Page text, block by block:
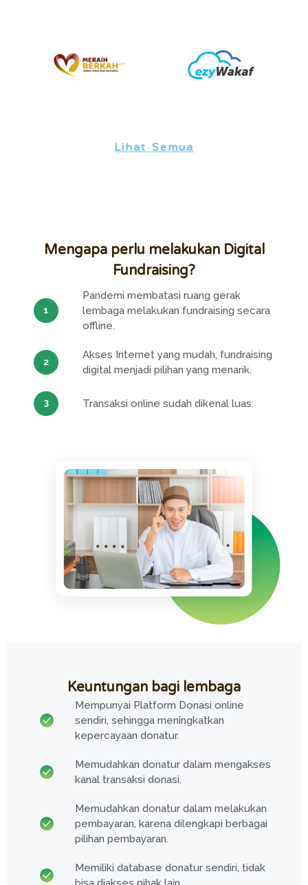
Lihat Semua
Mengapa perlu melakukan Digital
Fundraising?
Pandemi membatasi ruang gerak
lembaga melakukan fundraising secara
offline.
Akses Internet yang mudah, fundraising
digital menjadi pilihan yang menarik.
Transaksi online sudah dikenal luas.
Keuntungan bagi lembaga
Mempunyai Platform Donasi online
sendiri, sehingga meningkatkan
kepercayaan donatur.
Memudahkan donatur dalam mengakses
kanal transaksi donasi.
Memudahkan donatur dalam melakukan
pembayaran, karena dilengkapi berbagai
pilihan pembayaran.
Memiliki database donatur sendiri, tidak